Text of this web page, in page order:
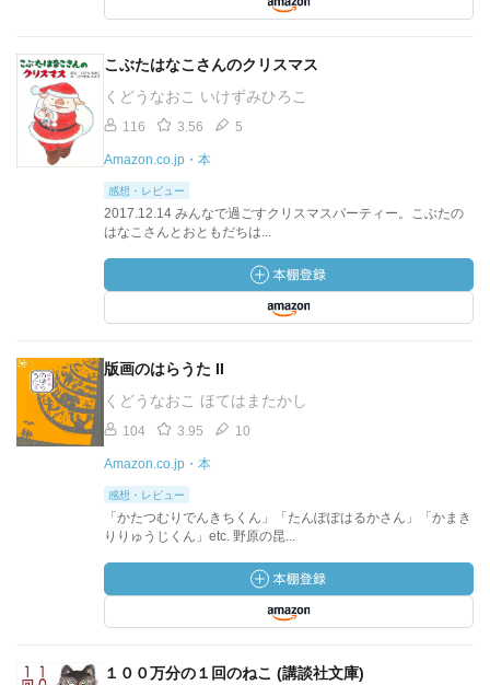
こぶたはなこさんのクリスマス
くどうなおこ いけずみひろこ
116 3.56 5
Amazon.co.jp・本
感想・レビュー
2017.12.14 みんなで過ごすクリスマスパーティー。こぶたの
はなこさんとおともだちは...
版画のはらうた II
くどうなおこ ほてはまたかし
104 3.95 10
Amazon.co.jp・本
感想・レビュー
「かたつむりでんきちくん」「たんぽぽはるかさん」「かまき
りりゅうじくん」etc. 野原の昆...
１００万分の１回のねこ (講談社文庫)